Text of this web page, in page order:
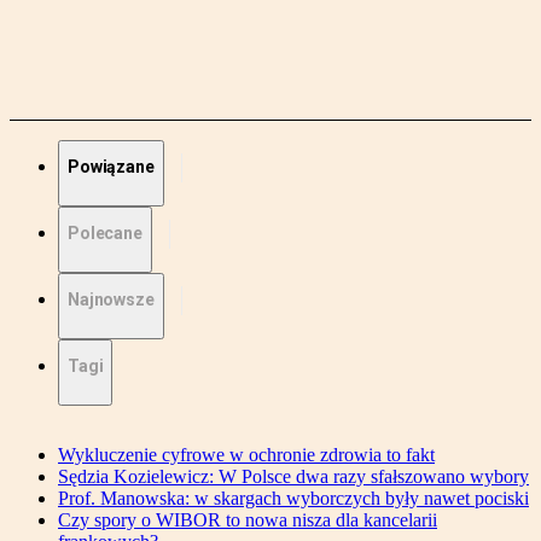
Powiązane
Polecane
Najnowsze
Tagi
Wykluczenie cyfrowe w ochronie zdrowia to fakt
Sędzia Kozielewicz: W Polsce dwa razy sfałszowano wybory
Prof. Manowska: w skargach wyborczych były nawet pociski
Czy spory o WIBOR to nowa nisza dla kancelarii